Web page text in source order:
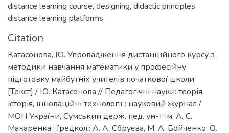
distance learning course, designing, didactic principles,
distance learning platforms
Citation
Катасонова, Ю. Упровадження дистанційного курсу з
методики навчання математики у професійну
підготовку майбутніх учителів початкової школи
[Текст] / Ю. Катасонова // Педагогічні науки: теорія,
історія, інноваційні технології : науковий журнал /
МОН України, Сумський держ. пед. ун-т ім. А. С.
Макаренка ; [редкол.: А. А. Сбруєва, М. А. Бойченко, О.